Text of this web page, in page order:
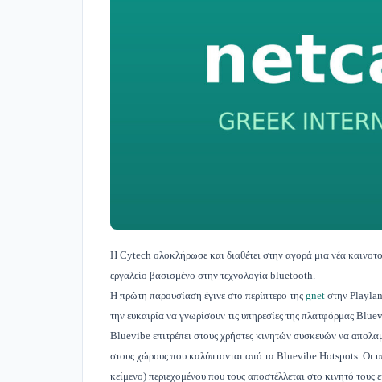
Η Cytech ολοκλήρωσε και διαθέτει στην αγορά μια νέα
εργαλείο βασισμένο στην τεχνολογία bluetooth.
Η πρώτη παρουσίαση έγινε στο περίπτερο της gnet στην
την ευκαιρία να γνωρίσουν τις υπηρεσίες της πλατφόρμας
Bluevibe επιτρέπει στους χρήστες κινητών συσκευών να
στους χώρους που καλύπτονται από τα Bluevibe Hotspots. Οι
κείμενο) περιεχομένου που τους αποστέλλεται στο κινητό